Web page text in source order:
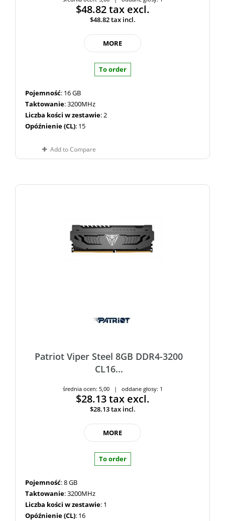
$48.82tax excl.
$48.82tax incl.
MORE
To order
Pojemność: 16 GB
Taktowanie: 3200MHz
Liczba kości w zestawie: 2
Opóźnienie (CL): 15
Add to Compare
Patriot Viper Steel 8GB DDR4-3200
CL16...
średnia ocen: 5,00 | oddane głosy: 1
$28.13tax excl.
$28.13tax incl.
MORE
To order
Pojemność: 8 GB
Taktowanie: 3200MHz
Liczba kości w zestawie: 1
Opóźnienie (CL): 16